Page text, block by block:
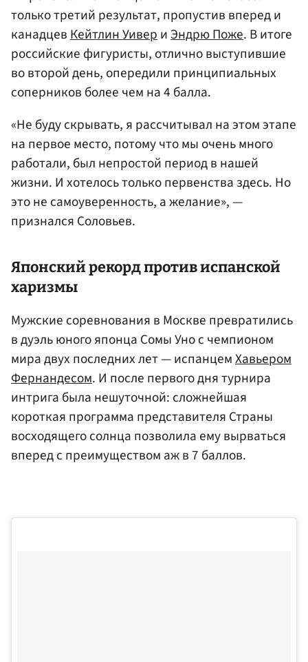
только третий результат, пропустив вперед и
канадцевКейтлин УивериЭндрю Поже. В итоге
российские фигуристы, отлично выступившие
во второй день, опередили принципиальных
соперников более чем на 4 балла.
«Не буду скрывать, я рассчитывал на этом этапе
на первое место, потому что мы очень много
работали, был непростой период в нашей
жизни. И хотелось только первенства здесь. Но
это не самоуверенность, а желание», —
признался Соловьев.
Японский рекорд против испанской
харизмы
Мужские соревнования в Москве превратились
в дуэль юного японца Сомы Уно с чемпионом
мира двух последних лет — испанцемХавьером
Фернандесом. И после первого дня турнира
интрига была нешуточной: сложнейшая
короткая программа представителя Страны
восходящего солнца позволила ему вырваться
вперед с преимуществом аж в 7 баллов.